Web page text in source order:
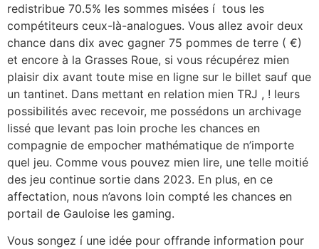
redistribue 70.5% les sommes misées í tous les
compétiteurs ceux-là-analogues. Vous allez avoir deux
chance dans dix avec gagner 75 pommes de terre ( €)
et encore à la Grasses Roue, si vous récupérez mien
plaisir dix avant toute mise en ligne sur le billet sauf que
un tantinet. Dans mettant en relation mien TRJ , ! leurs
possibilités avec recevoir, me possédons un archivage
lissé que levant pas loin proche les chances en
compagnie de empocher mathématique de n’importe
quel jeu. Comme vous pouvez mien lire, une telle moitié
des jeu continue sortie dans 2023. En plus, en ce
affectation, nous n’avons loin compté les chances en
portail de Gauloise les gaming.
Vous songez í une idée pour offrande information pour